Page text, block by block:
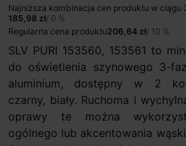
Najniższa kombinacja cen produktu w ciągu
185,98 zł/ 0 %
Regularna cena produktu206,64 zł/ 10 %
SLV PURI 153560, 153561 to
do oświetlenia szynowego 3-
aluminium, dostępny w 2
czarny, biały. Ruchoma i
oprawy te można
ogólnego lub akcentowania